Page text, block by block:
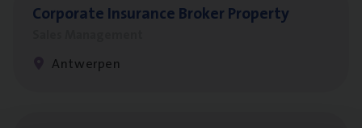
Cor­po­ra­te Insu­ran­ce Bro­ker Property
Antwerpen